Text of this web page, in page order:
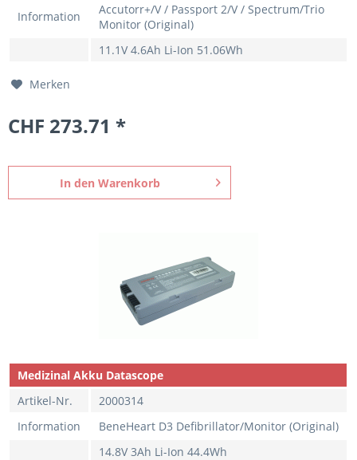
Information
Accutorr+/V / Passport 2/V / Spectrum/Trio
Monitor (Original)
11.1V 4.6Ah Li-Ion 51.06Wh
Merken
CHF 273.71 *
In den Warenkorb
Medizinal Akku Datascope
Artikel-Nr.
2000314
Information
BeneHeart D3 Defibrillator/Monitor (Original)
14.8V 3Ah Li-Ion 44.4Wh